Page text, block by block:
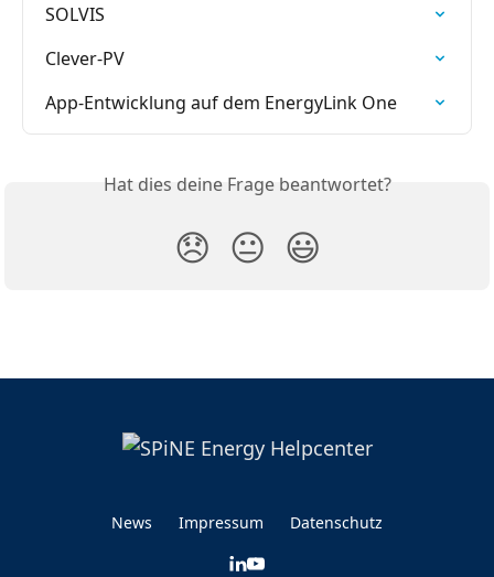
SOLVIS
Clever-PV
App-Entwicklung auf dem EnergyLink One
Hat dies deine Frage beantwortet?
😞 😐 😃
News Impressum Datenschutz